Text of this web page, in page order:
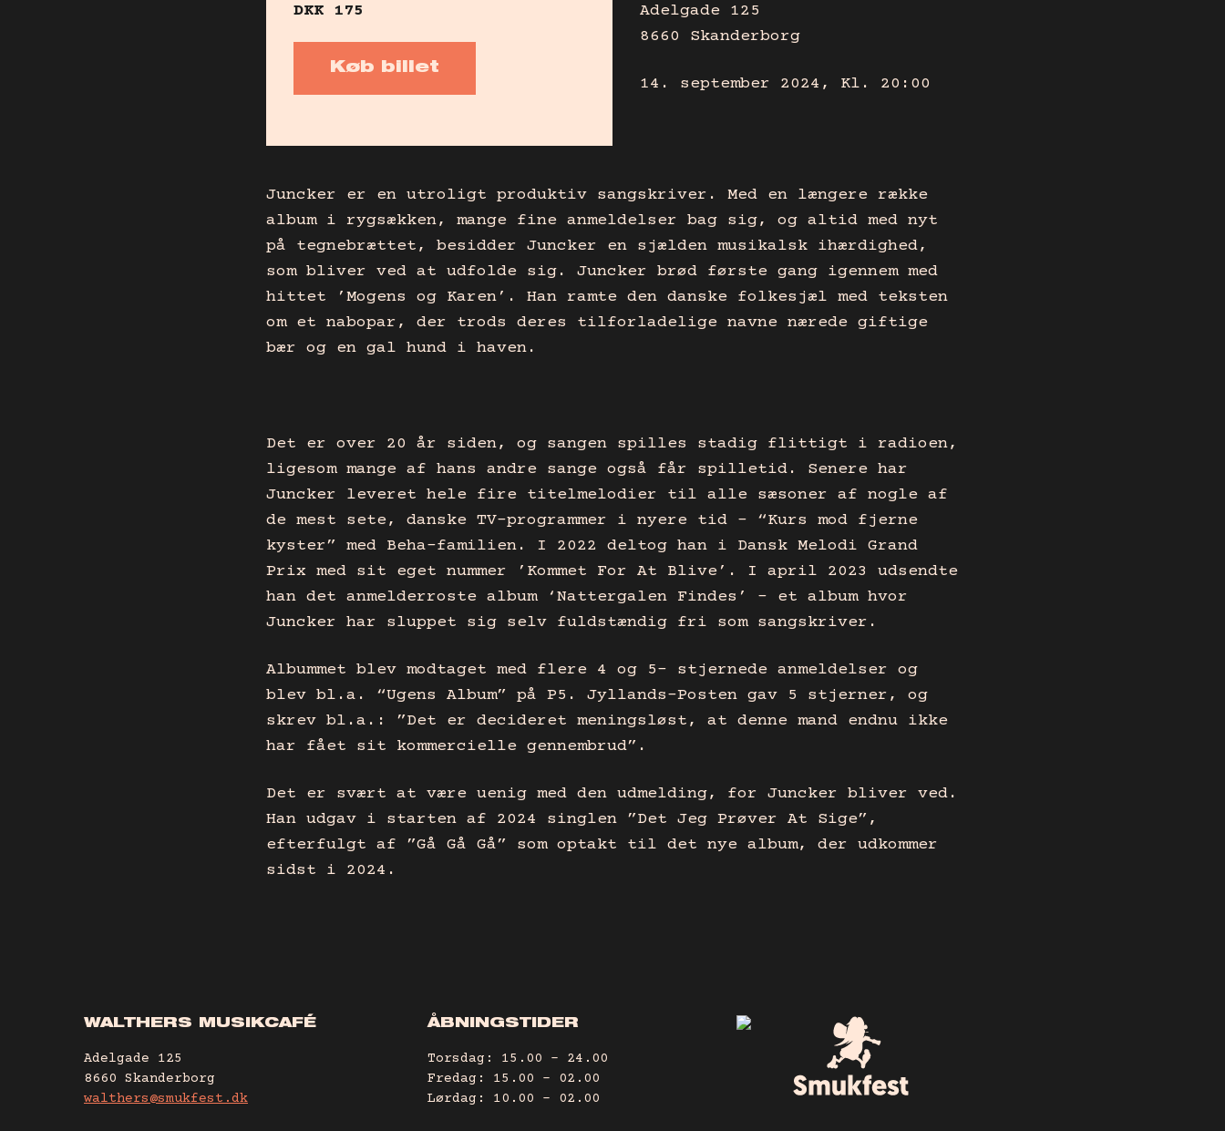
DKK 175
Køb billet
Adelgade 125
8660 Skanderborg
14. september 2024, Kl. 20:00
Juncker er en utroligt produktiv sangskriver. Med en længere række
album i rygsækken, mange fine anmeldelser bag sig, og altid med nyt
på tegnebrættet, besidder Juncker en sjælden musikalsk ihærdighed,
som bliver ved at udfolde sig. Juncker brød første gang igennem med
hittet ’Mogens og Karen’. Han ramte den danske folkesjæl med teksten
om et nabopar, der trods deres tilforladelige navne nærede giftige
bær og en gal hund i haven.
Det er over 20 år siden, og sangen spilles stadig flittigt i radioen,
ligesom mange af hans andre sange også får spilletid. Senere har
Juncker leveret hele fire titelmelodier til alle sæsoner af nogle af
de mest sete, danske TV-programmer i nyere tid – “Kurs mod fjerne
kyster” med Beha-familien. I 2022 deltog han i Dansk Melodi Grand
Prix med sit eget nummer ’Kommet For At Blive’. I april 2023 udsendte
han det anmelderroste album ‘Nattergalen Findes’ – et album hvor
Juncker har sluppet sig selv fuldstændig fri som sangskriver.
Albummet blev modtaget med flere 4 og 5- stjernede anmeldelser og
blev bl.a. “Ugens Album” på P5. Jyllands-Posten gav 5 stjerner, og
skrev bl.a.: ”Det er decideret meningsløst, at denne mand endnu ikke
har fået sit kommercielle gennembrud”.
Det er svært at være uenig med den udmelding, for Juncker bliver ved.
Han udgav i starten af 2024 singlen ”Det Jeg Prøver At Sige”,
efterfulgt af ”Gå Gå Gå” som optakt til det nye album, der udkommer
sidst i 2024.
WALTHERS MUSIKCAFÉ
Adelgade 125
8660 Skanderborg
walthers@smukfest.dk
ÅBNINGSTIDER
Torsdag: 15.00 – 24.00
Fredag: 15.00 – 02.00
Lørdag: 10.00 – 02.00